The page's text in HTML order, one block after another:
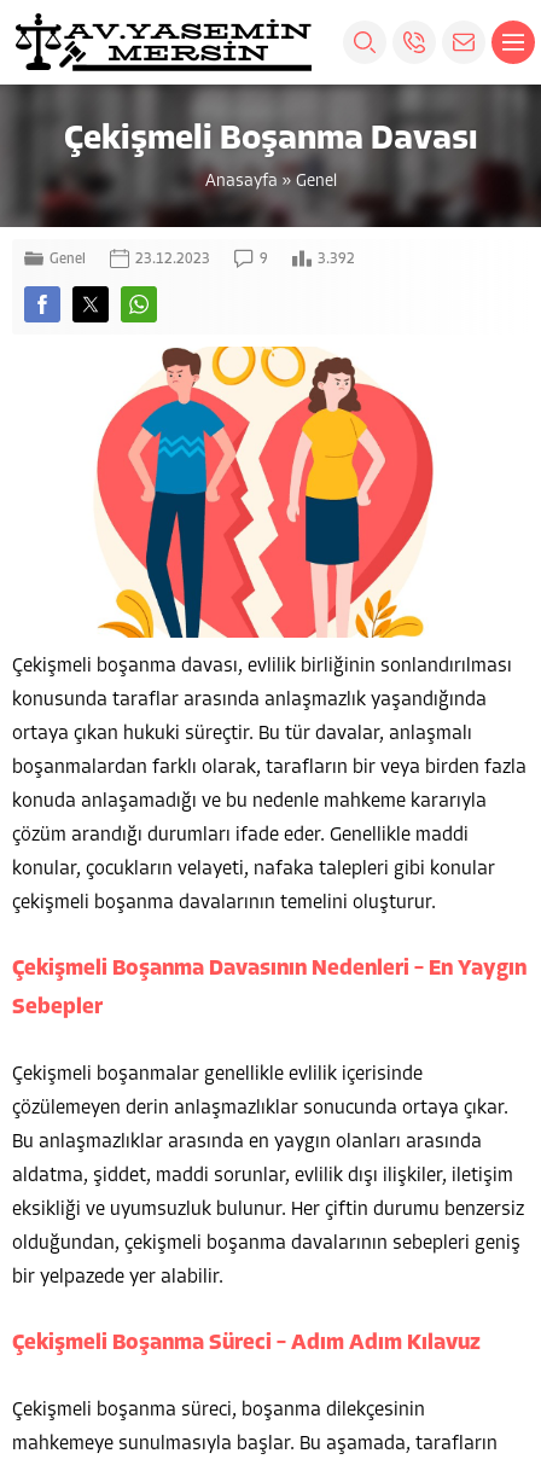
Çekişmeli Boşanma Davası
Anasayfa » Genel
Genel 23.12.2023 9 3.392
Çekişmeli boşanma davası, evlilik birliğinin sonlandırılması
konusunda taraflar arasında anlaşmazlık yaşandığında
ortaya çıkan hukuki süreçtir. Bu tür davalar, anlaşmalı
boşanmalardan farklı olarak, tarafların bir veya birden fazla
konuda anlaşamadığı ve bu nedenle mahkeme kararıyla
çözüm arandığı durumları ifade eder. Genellikle maddi
konular, çocukların velayeti, nafaka talepleri gibi konular
çekişmeli boşanma davalarının temelini oluşturur.
Çekişmeli Boşanma Davasının Nedenleri – En Yaygın
Sebepler
Çekişmeli boşanmalar genellikle evlilik içerisinde
çözülemeyen derin anlaşmazlıklar sonucunda ortaya çıkar.
Bu anlaşmazlıklar arasında en yaygın olanları arasında
aldatma, şiddet, maddi sorunlar, evlilik dışı ilişkiler, iletişim
eksikliği ve uyumsuzluk bulunur. Her çiftin durumu benzersiz
olduğundan, çekişmeli boşanma davalarının sebepleri geniş
bir yelpazede yer alabilir.
Çekişmeli Boşanma Süreci – Adım Adım Kılavuz
Çekişmeli boşanma süreci, boşanma dilekçesinin
mahkemeye sunulmasıyla başlar. Bu aşamada, tarafların